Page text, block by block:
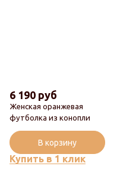
Женская оранжевая
футболка из конопли
6 190 руб
Купить в 1 клик
В корзину